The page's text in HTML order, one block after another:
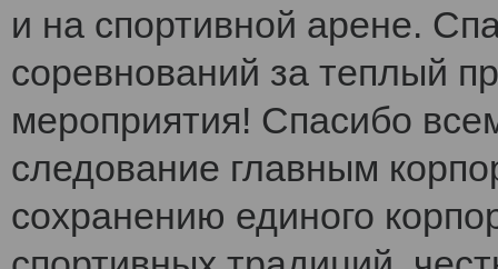
и на спортивной арене.
соревнований за теплый
мероприятия! Спасибо
следование главным
сохранению единого